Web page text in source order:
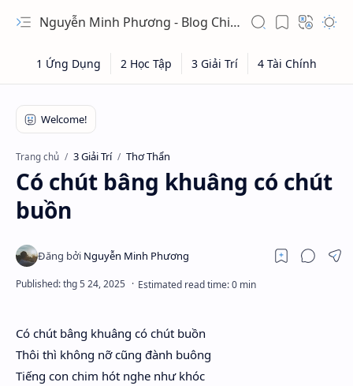
Nguyễn Minh Phương - Blog Chia sẻ Kiến thức Chứng khoán & Tài liệu Toán học
Hidden Menu
Trang chủ 3 Giải Trí Thơ Thẩn
Có chút bâng khuâng có chút
buồn
Có chút bâng khuâng có chút buồn
Thôi thì không nỡ cũng đành buông
Tiếng con chim hót nghe như khóc